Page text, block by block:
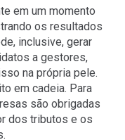
em um momento
os resultados
inclusive, gerar
a gestores,
na própria pele.
em cadeia. Para
são obrigadas
dos tributos e os